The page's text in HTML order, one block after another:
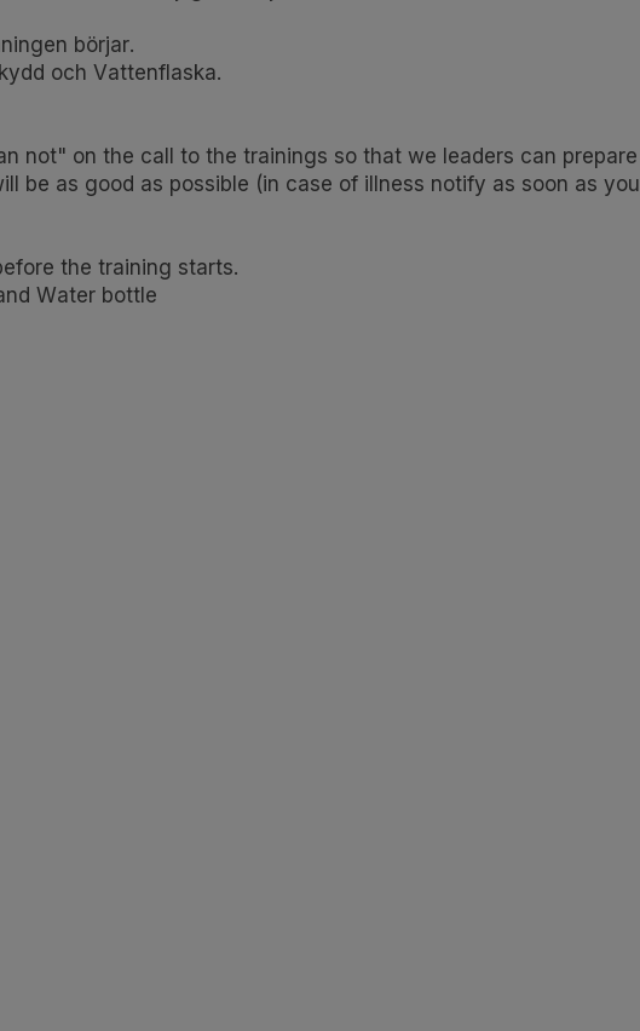
börjar.
och Vattenflaska.
not" on the call to the trainings so that we leaders can prepare
be as good as possible (in case of illness notify as soon as you
the training starts.
Water bottle